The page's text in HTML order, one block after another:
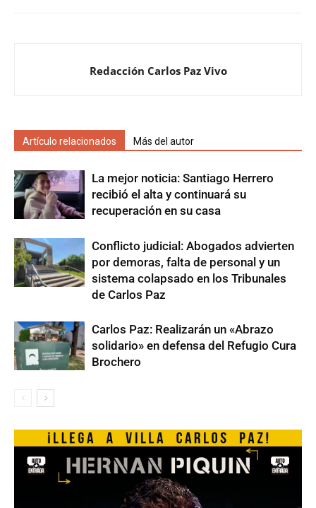
Redacción Carlos Paz Vivo
Artículo relacionados Más del autor
La mejor noticia: Santiago Herrero
recibió el alta y continuará su
recuperación en su casa
Conflicto judicial: Abogados advierten
por demoras, falta de personal y un
sistema colapsado en los Tribunales
de Carlos Paz
Carlos Paz: Realizarán un «Abrazo
solidario» en defensa del Refugio Cura
Brochero